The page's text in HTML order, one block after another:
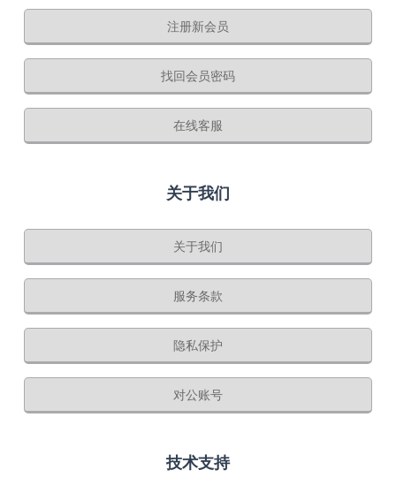
注册新会员
找回会员密码
在线客服
关于我们
关于我们
服务条款
隐私保护
对公账号
技术支持